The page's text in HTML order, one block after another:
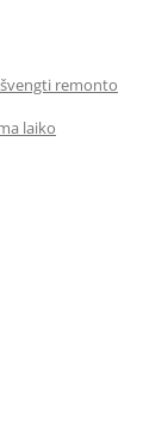
remonto
laiko